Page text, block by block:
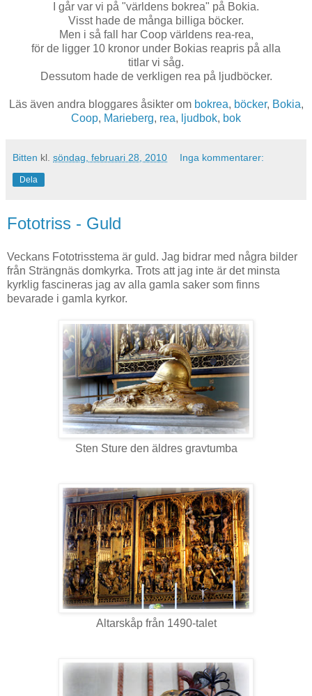
I går var vi på "världens bokrea" på Bokia.
Visst hade de många billiga böcker.
Men i så fall har Coop världens rea-rea,
för de ligger 10 kronor under Bokias reapris på alla
titlar vi såg.
Dessutom hade de verkligen rea på ljudböcker.
Läs även andra bloggares åsikter om bokrea, böcker, Bokia,
Coop, Marieberg, rea, ljudbok, bok
Bitten kl. söndag, februari 28, 2010 Inga kommentarer:
Dela
Fototriss - Guld
Veckans Fototrisstema är guld. Jag bidrar med några bilder
från Strängnäs domkyrka. Trots att jag inte är det minsta
kyrklig fascineras jag av alla gamla saker som finns
bevarade i gamla kyrkor.
Sten Sture den äldres gravtumba
Altarskåp från 1490-talet